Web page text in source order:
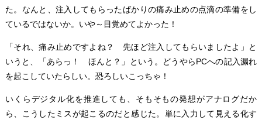
た。なんと、注入してもらったばかりの痛み止めの点滴の準備をし
ているではないか。いや～目覚めてよかった！
「それ、痛み止めですよね？ 先ほど注入してもらいましたよ」と
いうと、「あらっ！ ほんと？」という。どうやらPCへの記入漏れ
を起こしていたらしい。恐ろしいこっちゃ！
いくらデジタル化を推進しても、そもそもの発想がアナログだか
ら、こうしたミスが起こるのだと感じた。単に入力して見える化す